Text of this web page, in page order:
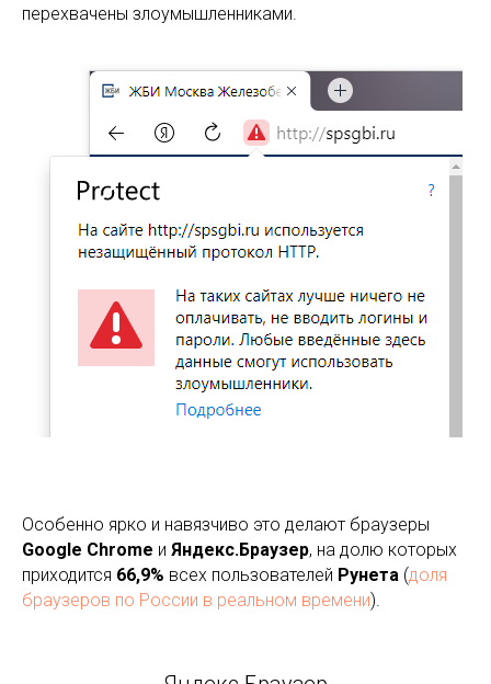
перехвачены злоумышленниками.
Особенно ярко и навязчиво это делают браузеры
Google Chrome и Яндекс.Браузер, на долю которых
приходится 66,9% всех пользователей Рунета (доля
браузеров по России в реальном времени).